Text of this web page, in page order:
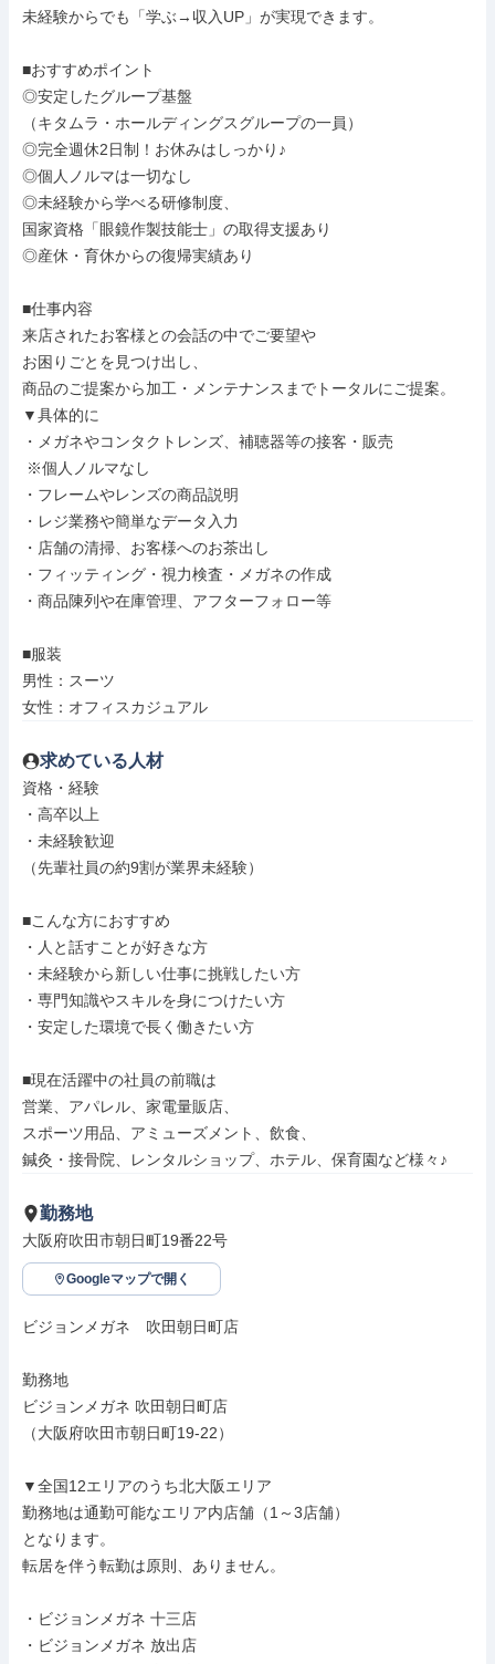
未経験からでも「学ぶ→収入UP」が実現できます。
■おすすめポイント
◎安定したグループ基盤
（キタムラ・ホールディングスグループの一員）
◎完全週休2日制！お休みはしっかり♪
◎個人ノルマは一切なし
◎未経験から学べる研修制度、
国家資格「眼鏡作製技能士」の取得支援あり
◎産休・育休からの復帰実績あり
■仕事内容
来店されたお客様との会話の中でご要望や
お困りごとを見つけ出し、
商品のご提案から加工・メンテナンスまでトータルにご提案。
▼具体的に
・メガネやコンタクトレンズ、補聴器等の接客・販売
・フレームやレンズの商品説明
・レジ業務や簡単なデータ入力
・店舗の清掃、お客様へのお茶出し
・フィッティング・視力検査・メガネの作成
・商品陳列や在庫管理、アフターフォロー等
■服装
男性：スーツ
女性：オフィスカジュアル
求めている人材
資格・経験
・高卒以上
・未経験歓迎
（先輩社員の約9割が業界未経験）
■こんな方におすすめ
・人と話すことが好きな方
・未経験から新しい仕事に挑戦したい方
・専門知識やスキルを身につけたい方
・安定した環境で長く働きたい方
■現在活躍中の社員の前職は
営業、アパレル、家電量販店、
スポーツ用品、アミューズメント、飲食、
鍼灸・接骨院、レンタルショップ、ホテル、保育園など様々♪
勤務地
大阪府吹田市朝日町19番22号
Googleマップで開く
ビジョンメガネ　吹田朝日町店
勤務地
ビジョンメガネ 吹田朝日町店
（大阪府吹田市朝日町19-22）
▼全国12エリアのうち北大阪エリア
勤務地は通勤可能なエリア内店舗（1～3店舗）
となります。
転居を伴う転勤は原則、ありません。
・ビジョンメガネ 十三店
・ビジョンメガネ 放出店